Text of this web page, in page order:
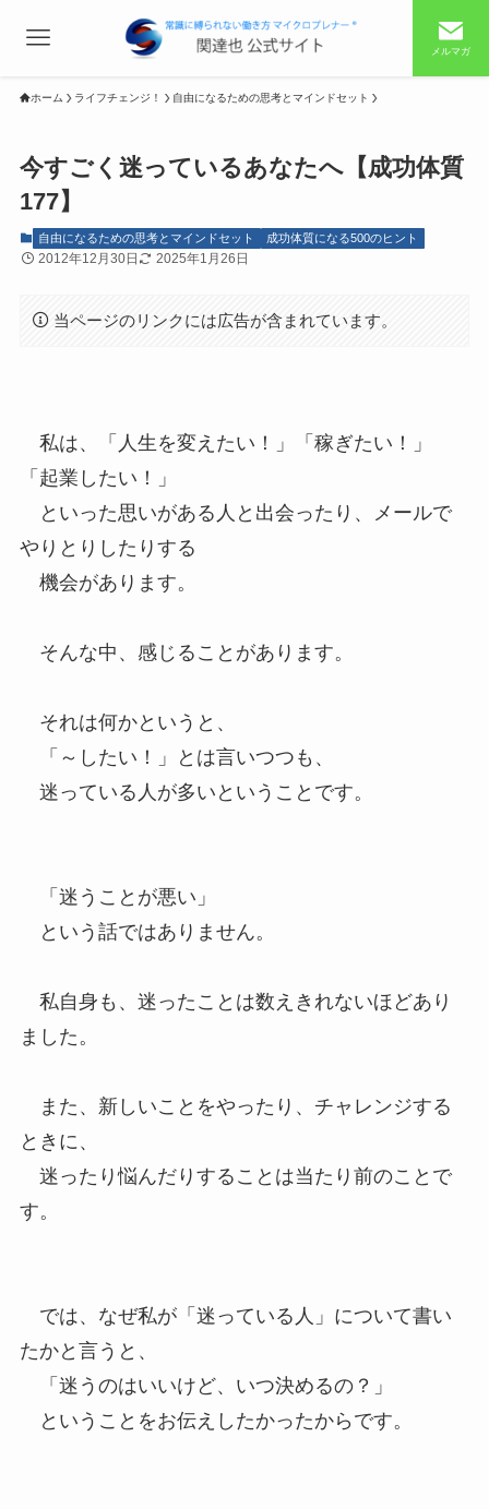
メルマガ
ホーム ライフチェンジ！ 自由になるための思考とマインドセット
今すごく迷っているあなたへ【成功体質
177】
自由になるための思考とマインドセット 成功体質になる500のヒント
2012年12月30日 2025年1月26日
当ページのリンクには広告が含まれています。
私は、「人生を変えたい！」「稼ぎたい！」
「起業したい！」
といった思いがある人と出会ったり、メールで
やりとりしたりする
機会があります。
そんな中、感じることがあります。
それは何かというと、
「～したい！」とは言いつつも、
迷っている人が多いということです。
「迷うことが悪い」
という話ではありません。
私自身も、迷ったことは数えきれないほどあり
ました。
また、新しいことをやったり、チャレンジする
ときに、
迷ったり悩んだりすることは当たり前のことで
す。
では、なぜ私が「迷っている人」について書い
たかと言うと、
「迷うのはいいけど、いつ決めるの？」
ということをお伝えしたかったからです。